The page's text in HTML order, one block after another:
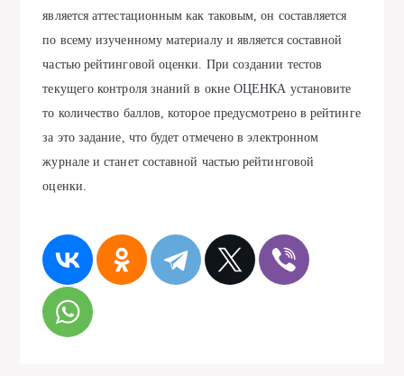
является аттестационным как таковым, он составляется
по всему изученному материалу и является составной
частью рейтинговой оценки. При создании тестов
текущего контроля знаний в окне ОЦЕНКА установите
то количество баллов, которое предусмотрено в рейтинге
за это задание, что будет отмечено в электронном
журнале и станет составной частью рейтинговой
оценки.